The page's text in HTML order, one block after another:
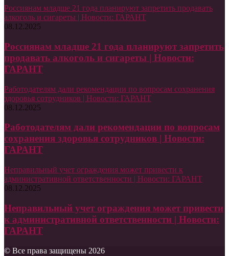
Россиянам младше 21 года планируют запретить продавать
алкоголь и сигареты | Новости: ГАРАНТ
08.12.2025
Россиянам младше 21 года планируют запретить
продавать алкоголь и сигареты | Новости:
ГАРАНТ
Работодателям дали рекомендации по вопросам сохранения
здоровья сотрудников | Новости: ГАРАНТ
08.12.2025
Работодателям дали рекомендации по вопросам
сохранения здоровья сотрудников | Новости:
ГАРАНТ
Неправильный учет ограждения может привести к
административной ответственности | Новости: ГАРАНТ
08.12.2025
Неправильный учет ограждения может привести
к административной ответственности | Новости:
ГАРАНТ
© Все права защищены 2026